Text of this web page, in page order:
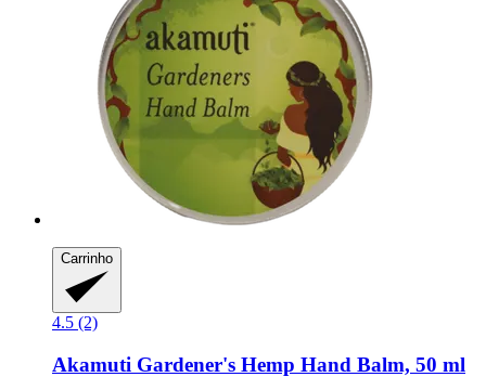
Carrinho
4.5 (2)
Akamuti Gardener's Hemp Hand Balm, 50 ml